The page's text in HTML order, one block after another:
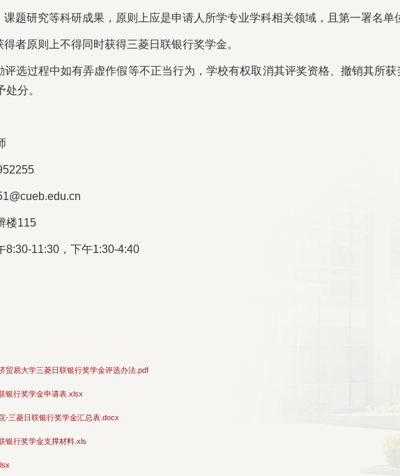
题研究等科研成果，原则上应是申请人所学专业学科相关领域，且第一署名单
者原则上不得同时获得三菱日联银行奖学金。
评选过程中如有弄虚作假等不正当行为，学校有权取消其评奖资格、撤销其所
分。
楼115
8:30-11:30，下午1:30-4:40
贸易大学三菱日联银行奖学金评选办法.pdf
银行奖学金申请表.xlsx
-三菱日联银行奖学金汇总表.docx
银行奖学金支撑材料.xls